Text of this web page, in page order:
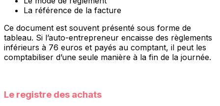
La référence de la facture
Ce document est souvent présenté sous forme de
tableau. Si l’auto-entrepreneur encaisse des règlements
inférieurs à 76 euros et payés au comptant, il peut les
comptabiliser d’une seule manière à la fin de la journée.
Le registre des achats